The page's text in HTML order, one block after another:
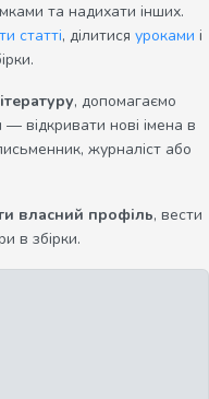
та надихати інших.
статті, ділитися уроками і
, допомагаємо
відкривати нові імена в
журналіст або
власний профіль, вести
в збірки.